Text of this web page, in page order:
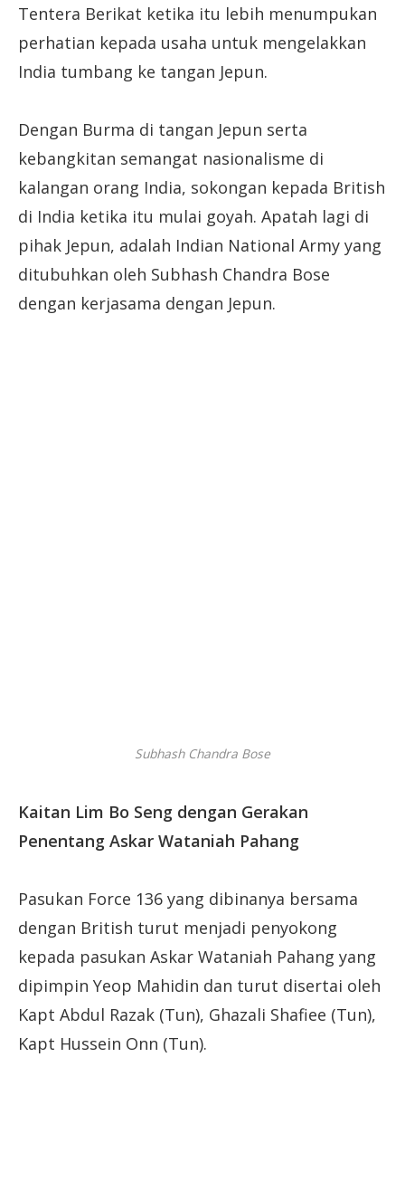
Tentera Berikat ketika itu lebih menumpukan
perhatian kepada usaha untuk mengelakkan
India tumbang ke tangan Jepun.
Dengan Burma di tangan Jepun serta
kebangkitan semangat nasionalisme di
kalangan orang India, sokongan kepada British
di India ketika itu mulai goyah. Apatah lagi di
pihak Jepun, adalah Indian National Army yang
ditubuhkan oleh Subhash Chandra Bose
dengan kerjasama dengan Jepun.
Subhash Chandra Bose
Kaitan Lim Bo Seng dengan Gerakan
Penentang Askar Wataniah Pahang
Pasukan Force 136 yang dibinanya bersama
dengan British turut menjadi penyokong
kepada pasukan Askar Wataniah Pahang yang
dipimpin Yeop Mahidin dan turut disertai oleh
Kapt Abdul Razak (Tun), Ghazali Shafiee (Tun),
Kapt Hussein Onn (Tun).